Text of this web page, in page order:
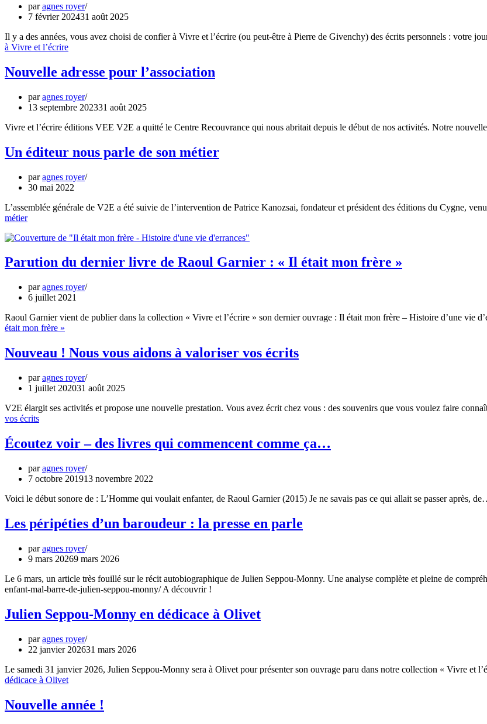
paragnes royer
7 février 202431 août 2025
Il y a des années, vous avez choisi de confier à Vivre et l’écrire (ou peut-être à Pierre de Givenchy) des écrits personnels : votre
à Vivre et l’écrire
Nouvelle adresse pour l’association
paragnes royer
13 septembre 202331 août 2025
Vivre et l’écrire éditions VEE V2E a quitté le Centre Recouvrance qui nous abritait depuis le début de nos activités. Notre
Un éditeur nous parle de son métier
paragnes royer
30 mai 2022
L’assemblée générale de V2E a été suivie de l’intervention de Patrice Kanozsai, fondateur et président des éditions du Cygne,
métier
Parution du dernier livre de Raoul Garnier : « Il était mon frère »
paragnes royer
6 juillet 2021
Raoul Garnier vient de publier dans la collection « Vivre et l’écrire » son dernier ouvrage : Il était mon frère – Histoire d’une vie
était mon frère »
Nouveau ! Nous vous aidons à valoriser vos écrits
paragnes royer
1 juillet 202031 août 2025
V2E élargit ses activités et propose une nouvelle prestation. Vous avez écrit chez vous : des souvenirs que vous voulez faire
vos écrits
Écoutez voir – des livres qui commencent comme ça…
paragnes royer
7 octobre 201913 novembre 2022
Voici le début sonore de : L’Homme qui voulait enfanter, de Raoul Garnier (2015) Je ne savais pas ce qui allait se passer après,
Les péripéties d’un baroudeur : la presse en parle
paragnes royer
9 mars 20269 mars 2026
Le 6 mars, un article très fouillé sur le récit autobiographique de Julien Seppou-Monny. Une analyse complète et pleine de
enfant-mal-barre-de-julien-seppou-monny/ A découvrir !
Julien Seppou-Monny en dédicace à Olivet
paragnes royer
22 janvier 202631 mars 2026
Le samedi 31 janvier 2026, Julien Seppou-Monny sera à Olivet pour présenter son ouvrage paru dans notre collection « Vivre et
dédicace à Olivet
Nouvelle année !